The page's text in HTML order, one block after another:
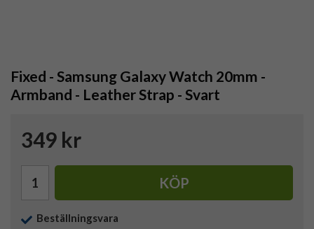
Fixed - Samsung Galaxy Watch 20mm -
Armband - Leather Strap - Svart
349 kr
KÖP
Beställningsvara